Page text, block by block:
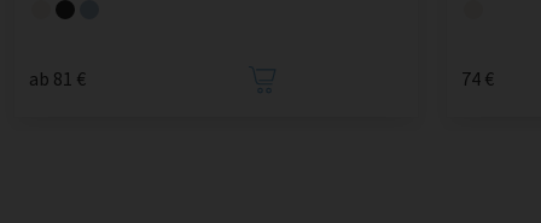
ab 81 € 74 €